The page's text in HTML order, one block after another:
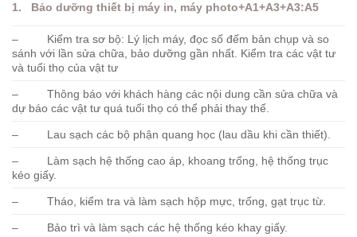
1. Bảo dưỡng thiết bị máy in, máy photo+A1+A3+A3:A5
– Kiểm tra sơ bộ: Lý lịch máy, đọc số đếm bản chụp và so
sánh với lần sửa chữa, bảo dưỡng gần nhất. Kiểm tra các vật tư
và tuổi thọ của vật tư
– Thông báo với khách hàng các nội dung cần sửa chữa và
dự báo các vật tư quá tuổi thọ có thể phải thay thế.
– Lau sạch các bộ phận quang học (lau dầu khi cần thiết).
– Làm sạch hệ thống cao áp, khoang trống, hệ thống trục
kéo giấy.
– Tháo, kiểm tra và làm sạch hộp mực, trống, gạt trục từ.
– Bảo trì và làm sạch các hệ thống kéo khay giấy.